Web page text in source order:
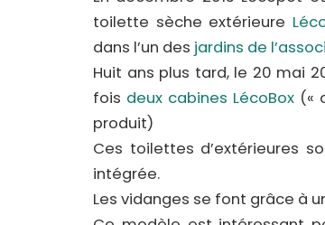
toilette sèche extérieure
dans l’un des jardins de
Huit ans plus tard, le 20 mai
fois deux cabines LécoBox(«
produit)
Ces toilettes d’extérieures
intégrée.
Les vidanges se font grâce à